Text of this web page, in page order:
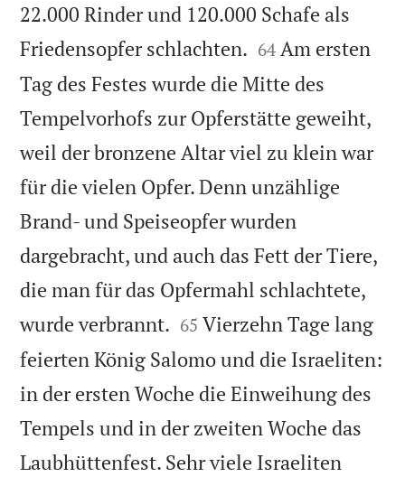
22.000 Rinder und 120.000 Schafe als
Friedensopfer schlachten. 

64 Am ersten
Tag des Festes wurde die Mitte des
Tempelvorhofs zur Opferstätte geweiht,
weil der bronzene Altar viel zu klein war
für die vielen Opfer. Denn unzählige
Brand- und Speiseopfer wurden
dargebracht, und auch das Fett der Tiere,
die man für das Opfermahl schlachtete,
wurde verbrannt. 

65 Vierzehn Tage lang
feierten König Salomo und die Israeliten:
in der ersten Woche die Einweihung des
Tempels und in der zweiten Woche das
Laubhüttenfest. Sehr viele Israeliten